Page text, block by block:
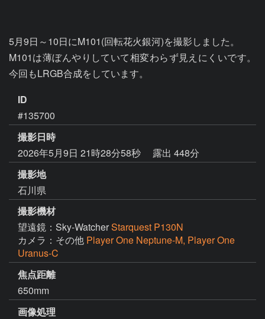
5月9日～10日にM101(回転花火銀河)を撮影しました。
M101は薄ぼんやりしていて相変わらず見えにくいです。
今回もLRGB合成をしています。
ID
#135700
撮影日時
2026年5月9日 21時28分58秒
露出 448分
撮影地
石川県
撮影機材
望遠鏡：Sky-WatcherStarquest P130N
カメラ：その他 Player One Neptune-M, Player One
Uranus-C
焦点距離
650mm
画像処理